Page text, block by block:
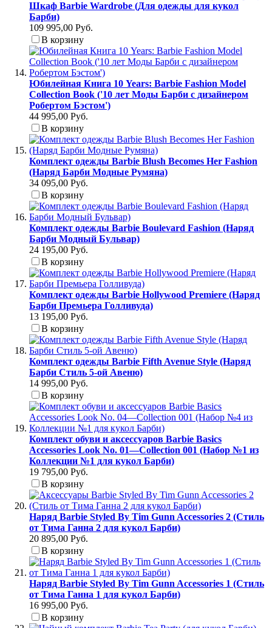
Шкаф Barbie Wardrobe (Для одежды для кукол
Барби)
109 995,00 Руб.
В корзину
Юбилейная Книга 10 Years: Barbie Fashion Model
Collection Book ('10 лет Моды Барби с дизайнером
Робертом Бэстом')
44 995,00 Руб.
В корзину
Комплект одежды Barbie Blush Becomes Her Fashion
(Наряд Барби Модные Румяна)
34 095,00 Руб.
В корзину
Комплект одежды Barbie Boulevard Fashion (Наряд
Барби Модный Бульвар)
24 195,00 Руб.
В корзину
Комплект одежды Barbie Hollywood Premiere (Наряд
Барби Премьера Голливуда)
13 195,00 Руб.
В корзину
Комплект одежды Barbie Fifth Avenue Style (Наряд
Барби Стиль 5-ой Авеню)
14 995,00 Руб.
В корзину
Комплект обуви и аксессуаров Barbie Basics
Accessories Look No. 01—Collection 001 (Набор №1 из
Коллекции №1 для кукол Барби)
19 795,00 Руб.
В корзину
Наряд Barbie Styled By Tim Gunn Accessories 2 (Стиль
от Тима Ганна 2 для кукол Барби)
20 895,00 Руб.
В корзину
Наряд Barbie Styled By Tim Gunn Accessories 1 (Стиль
от Тима Ганна 1 для кукол Барби)
16 995,00 Руб.
В корзину